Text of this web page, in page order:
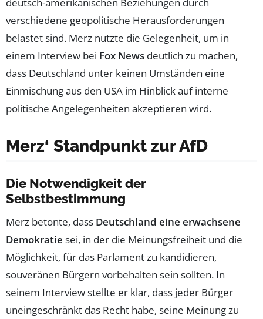
verschiedene geopolitische Herausforderungen
belastet sind. Merz nutzte die Gelegenheit, um in
einem Interview bei Fox News deutlich zu machen,
dass Deutschland unter keinen Umständen eine
Einmischung aus den USA im Hinblick auf interne
politische Angelegenheiten akzeptieren wird.
Merz‘ Standpunkt zur AfD
Die Notwendigkeit der
Selbstbestimmung
Merz betonte, dass Deutschland eine erwachsene
Demokratie sei, in der die Meinungsfreiheit und die
Möglichkeit, für das Parlament zu kandidieren,
souveränen Bürgern vorbehalten sein sollten. In
seinem Interview stellte er klar, dass jeder Bürger
uneingeschränkt das Recht habe, seine Meinung zu